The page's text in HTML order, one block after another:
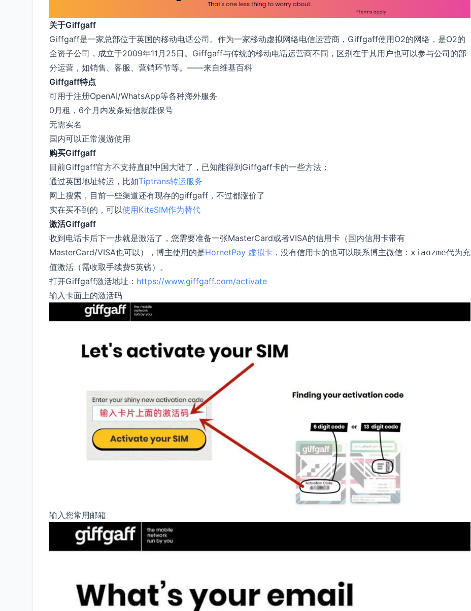
关于Giffgaff
Giffgaff是一家总部位于英国的移动电话公司。作为一家移动虚拟网络电信运营商，Giffgaff使用O2的网络，是O2的
全资子公司，成立于2009年11月25日。Giffgaff与传统的移动电话运营商不同，区别在于其用户也可以参与公司的部
分运营，如销售、客服、营销环节等。——来自维基百科
Giffgaff特点
可用于注册OpenAI/WhatsApp等各种海外服务
0月租，6个月内发条短信就能保号
无需实名
国内可以正常漫游使用
购买Giffgaff
目前Giffgaff官方不支持直邮中国大陆了，已知能得到Giffgaff卡的一些方法：
通过英国地址转运，比如Tiptrans转运服务
网上搜索，目前一些渠道还有现存的giffgaff，不过都涨价了
实在买不到的，可以使用KiteSIM作为替代
激活Giffgaff
收到电话卡后下一步就是激活了，您需要准备一张MasterCard或者VISA的信用卡（国内信用卡带有
MasterCard/VISA也可以），博主使用的是HornetPay 虚拟卡 ，没有信用卡的也可以联系博主微信： xiaozme代为充
值激活（需收取手续费5英镑）。
打开Giffgaff激活地址： https://www.giffgaff.com/activate
输入卡面上的激活码
输入您常用邮箱